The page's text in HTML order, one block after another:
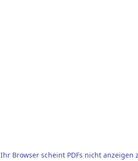
Ihr Browser scheint PDFs nicht anzeigen